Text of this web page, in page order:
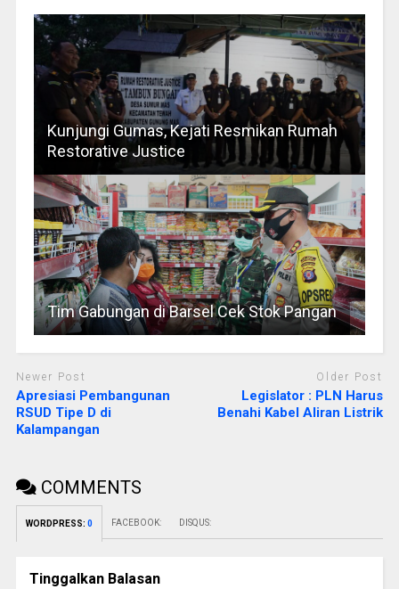
Kunjungi Gumas, Kejati Resmikan Rumah
Restorative Justice
Tim Gabungan di Barsel Cek Stok Pangan
Newer Post
Apresiasi Pembangunan
RSUD Tipe D di
Kalampangan
Older Post
Legislator : PLN Harus
Benahi Kabel Aliran Listrik
COMMENTS
WORDPRESS: 0 FACEBOOK: DISQUS:
Tinggalkan Balasan